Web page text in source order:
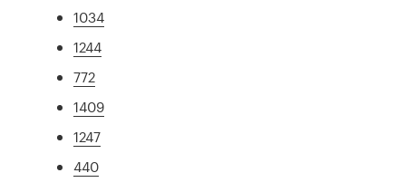
1034
1244
772
1409
1247
440